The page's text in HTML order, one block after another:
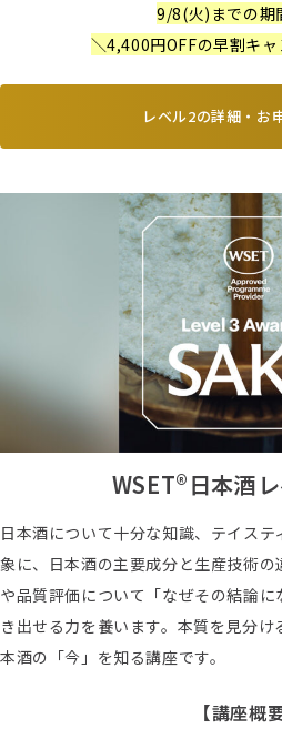
9/8(火) までの期
＼4,400円OFFの早割キ
レベル2の詳細・お
WSET®日本酒
日本酒について十分な知識、テイス
象に、日本酒の主要成分と生産技術
や品質評価について「なぜその結論
き出せる力を養います。本質を見分け
本酒の「今」を知る講座です。
【講座概要